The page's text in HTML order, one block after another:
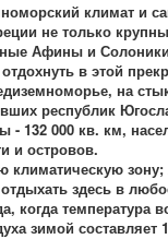
климат и
не только
Афины и
в этой
на
республик
000 кв. км,
и островов.
климатическую
здесь в
когда температура
зимой составляет